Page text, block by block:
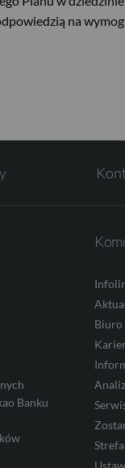
na
Banku
Biuro